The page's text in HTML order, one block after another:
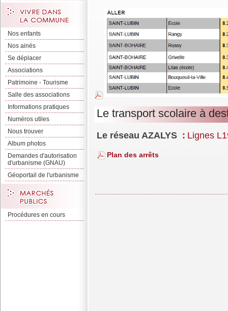
Nos enfants
Nos ainés
Se déplacer
Associations
Patrimoine - Tourisme
Salle des associations
Informations pratiques
Numéros utiles
Nous trouver
Album photos
Demandes d'autorisation
d'urbanisme (GNAU)
Géoportail de l'urbanisme
Procédures en cours
Le transport scolaire à
Le réseau AZALYS : Lignes
Plan des arrêts